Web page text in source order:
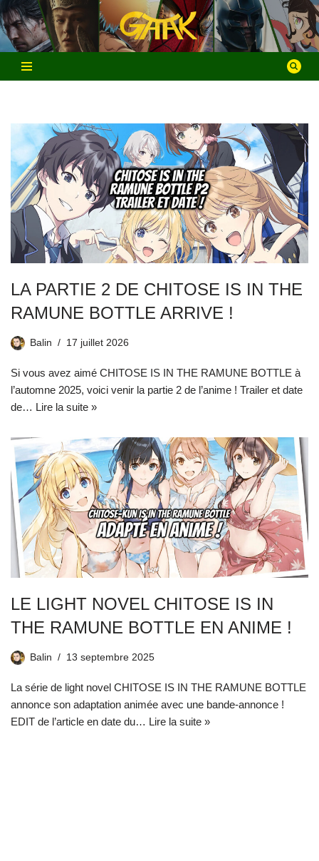
Aller
au
contenu
LA PARTIE 2 DE CHITOSE IS IN THE
RAMUNE BOTTLE ARRIVE !
Balin 17 juillet 2026
Si vous avez aimé CHITOSE IS IN THE RAMUNE BOTTLE à
l’automne 2025, voici venir la partie 2 de l’anime ! Trailer et date
de… Lire la suite »
LE LIGHT NOVEL CHITOSE IS IN
THE RAMUNE BOTTLE EN ANIME !
Balin 13 septembre 2025
La série de light novel CHITOSE IS IN THE RAMUNE BOTTLE
annonce son adaptation animée avec une bande-annonce !
EDIT de l’article en date du… Lire la suite »